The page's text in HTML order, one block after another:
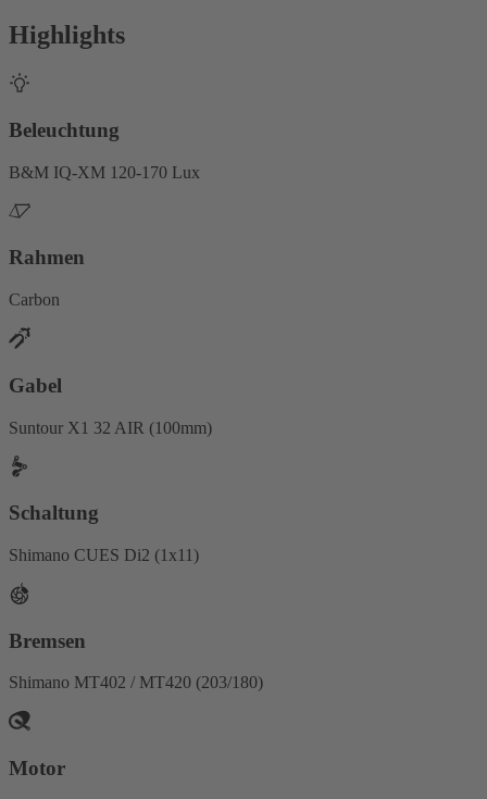
Highlights
Beleuchtung
B&M IQ-XM 120-170 Lux
Rahmen
Carbon
Gabel
Suntour X1 32 AIR (100mm)
Schaltung
Shimano CUES Di2 (1x11)
Bremsen
Shimano MT402 / MT420 (203/180)
Motor